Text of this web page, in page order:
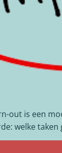
out is een
welke